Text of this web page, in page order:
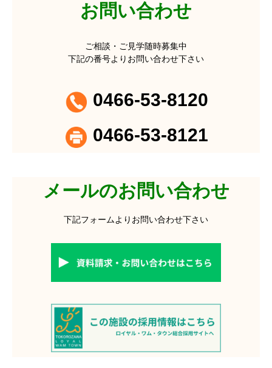
お問い合わせ
ご相談・ご見学随時募集中
下記の番号よりお問い合わせ下さい
0466-53-8120
0466-53-8121
メールのお問い合わせ
下記フォームよりお問い合わせ下さい